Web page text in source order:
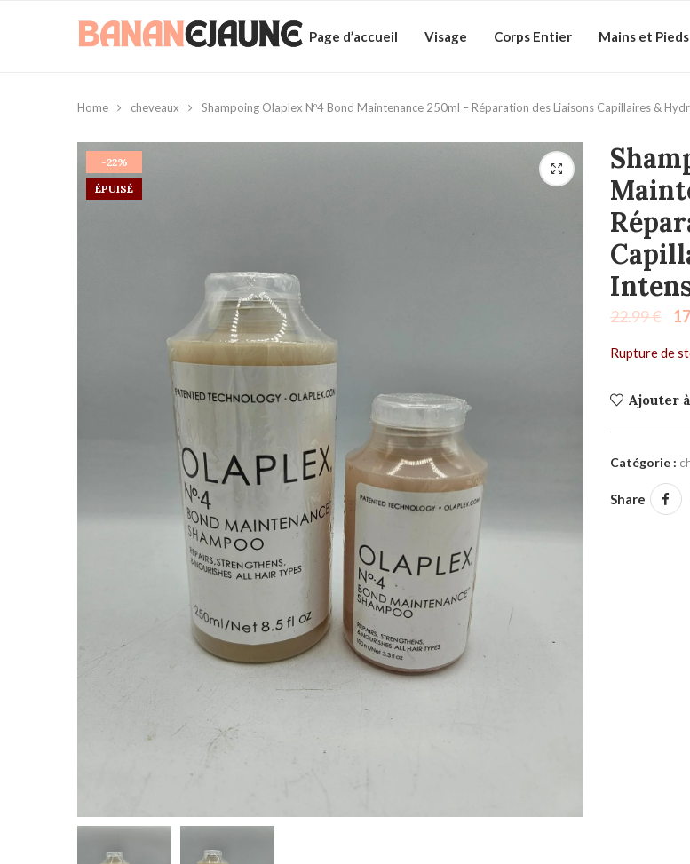
Page d’accueil Visage Corps Entier Mains et Pieds
Home cheveaux Shampoing Olaplex Nº4 Bond Maintenance 250ml – Réparation des Liaisons Capillaires &
-22%
ÉPUISÉ
22.99€
Rupture de
Ajouter
Catégorie :
Share